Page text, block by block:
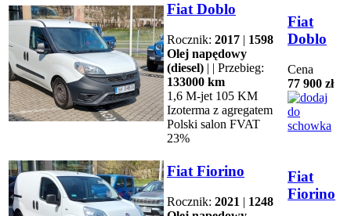
Fiat Doblo
Rocznik: 2017 | 1598
Olej napędowy
(diesel) | | Przebieg:
133000 km
1,6 M-jet 105 KM
Izoterma z agregatem
Polski salon FVAT
23%
Fiat
Doblo
Cena
77 900 zł
Fiat Fiorino
Rocznik: 2021 | 1248
Fiat
Fiorino